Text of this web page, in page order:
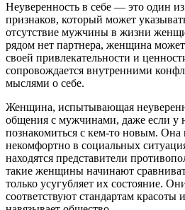
Неуверенность в себе — это один
признаков, который может
отсутствие мужчины в жизни
рядом нет партнера, женщина может
своей привлекательности и
сопровождается внутренними
мыслями о себе.
Женщина, испытывающая
общения с мужчинами, даже если у
познакомиться с кем-то новым. Она
некомфортно в социальных
находятся представители
такие женщины начинают
только усугубляет их состояние.
соответствуют стандартам красоты